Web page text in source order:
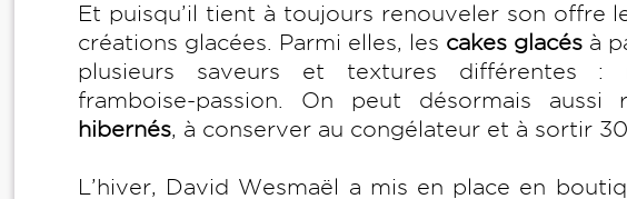
Et puisqu’il tient à toujours renouveler son offre
créations glacées. Parmi elles, les cakes glacés à
plusieurs saveurs et textures différentes :
framboise-passion. On peut désormais
hibernés, à conserver au congélateur et à sortir
L’hiver, David Wesmaël a mis en place en